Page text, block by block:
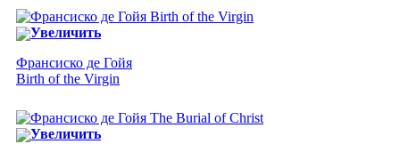
Увеличить
Франсиско де Гойя
Birth of the Virgin
Увеличить